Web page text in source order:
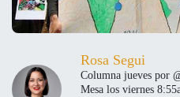
Rosa Segui
Columna jueves por
Mesa los viernes